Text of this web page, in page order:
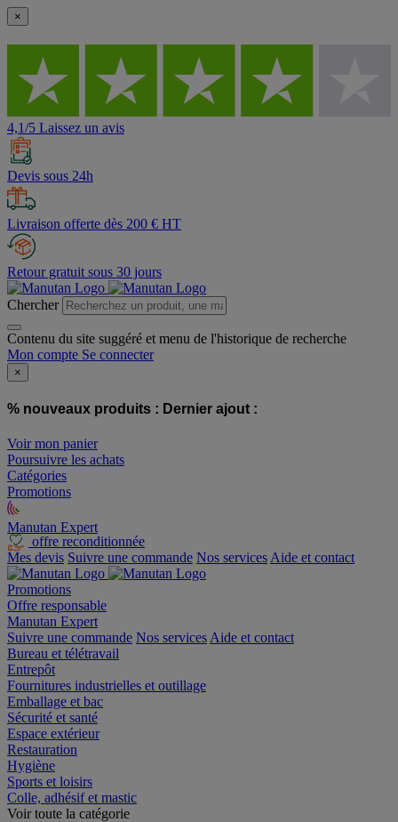
×
4,1/5 Laissez un avis
Devis sous 24h
Livraison offerte dès 200 € HT
Retour gratuit sous 30 jours
Chercher
Contenu du site suggéré et menu de l'historique de recherche
Mon compte Se connecter
×
% nouveaux produits : Dernier ajout :
Voir mon panier
Poursuivre les achats
Catégories
Promotions
Manutan Expert
offre reconditionnée
Mes devis Suivre une commande Nos services Aide et contact
Promotions
Offre responsable
Manutan Expert
Suivre une commande Nos services Aide et contact
Bureau et télétravail
Entrepôt
Fournitures industrielles et outillage
Emballage et bac
Sécurité et santé
Espace extérieur
Restauration
Hygiène
Sports et loisirs
Colle, adhésif et mastic
Voir toute la catégorie